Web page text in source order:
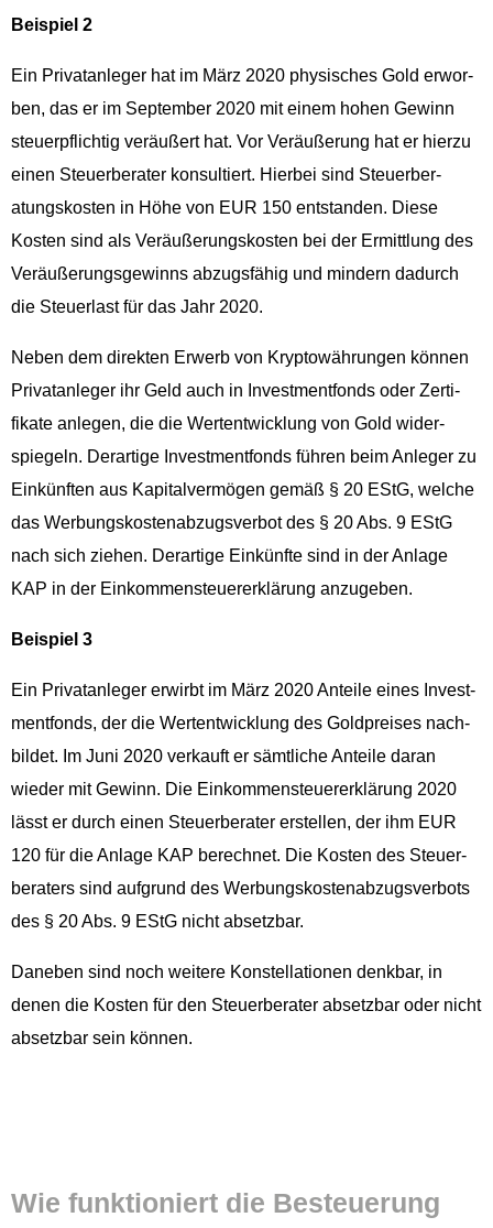
Beispiel 2
Ein Pri­vatan­leger hat im März 2020 physis­ches Gold erwor­
ben, das er im Sep­tem­ber 2020 mit einem hohen Gewinn
steuerpflichtig veräußert hat. Vor Veräußerung hat er hierzu
einen Steuer­ber­ater kon­sul­tiert. Hier­bei sind Steuer­ber­
atungskosten in Höhe von EUR 150 ent­standen. Diese
Kosten sind als Veräußerungskosten bei der Ermit­tlung des
Veräußerungs­gewinns abzugs­fähig und min­dern dadurch
die Steuer­last für das Jahr 2020.
Neben dem direk­ten Erwerb von Kryp­towährun­gen kön­nen
Pri­vatan­leger ihr Geld auch in Invest­ment­fonds oder Zer­ti­
fikate anle­gen, die die Wer­ten­twick­lung von Gold wider­
spiegeln. Der­ar­tige Invest­ment­fonds führen beim Anleger zu
Einkün­ften aus Kap­i­talver­mö­gen gemäß § 20 EStG, welche
das Wer­bungskosten­abzugsver­bot des § 20 Abs. 9 EStG
nach sich ziehen. Der­ar­tige Einkün­fte sind in der Anlage
KAP in der Einkom­men­steuer­erk­lärung anzugeben.
Beispiel 3
Ein Pri­vatan­leger erwirbt im März 2020 Anteile eines Invest­
ment­fonds, der die Wer­ten­twick­lung des Gold­preis­es nach­
bildet. Im Juni 2020 verkauft er sämtliche Anteile daran
wieder mit Gewinn. Die Einkom­men­steuer­erk­lärung 2020
lässt er durch einen Steuer­ber­ater erstellen, der ihm EUR
120 für die Anlage KAP berech­net. Die Kosten des Steuer­
ber­aters sind auf­grund des Wer­bungskosten­abzugsver­bots
des § 20 Abs. 9 EStG nicht absetzbar.
Daneben sind noch weit­ere Kon­stel­la­tio­nen denkbar, in
denen die Kosten für den Steuer­ber­ater abset­zbar oder nicht
abset­zbar sein können.
Wie funk­tion­iert die Besteuerung